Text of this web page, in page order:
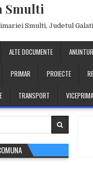
Smulti
Smulti, Judetul Galati
ALTE DOCUMENTE
PRIMAR PROIECTE
TRANSPORT